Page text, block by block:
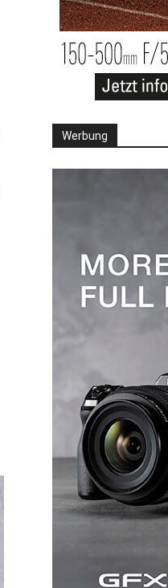
Werbung